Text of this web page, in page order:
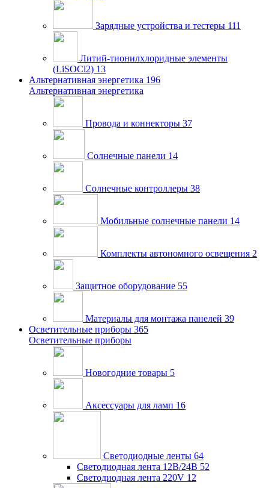
Зарядные устройства и тестеры 111
Литий-тионилхлоридные элементы
(LiSOCl2) 13
Альтернативная энергетика 196
Альтернативная энергетика
Провода и коннекторы 37
Солнечные панели 14
Солнечные контроллеры 38
Мобильные солнечные панели 14
Комплекты автономного освещения 2
Защитное оборудование 55
Материалы для монтажа панелей 39
Осветительные приборы 365
Осветительные приборы
Новогодние товары 5
Аксессуары для ламп 16
Светодиодные ленты 64
Светодиодная лента 12В/24В 52
Светодиодная лента 220V 12